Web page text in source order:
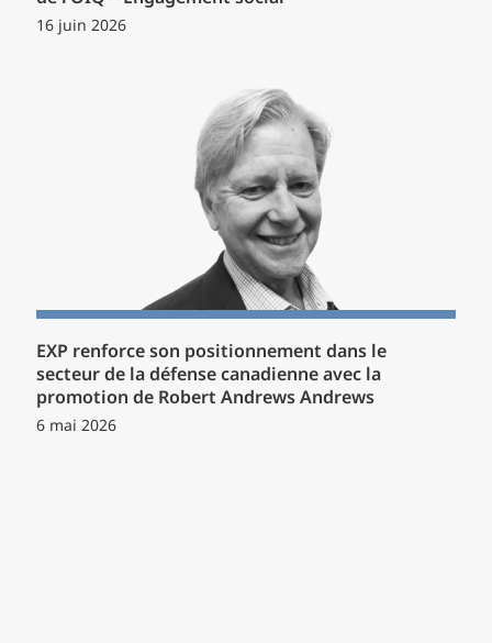
16 juin 2026
EXP renforce son positionnement dans le
secteur de la défense canadienne avec la
promotion de Robert Andrews Andrews
6 mai 2026